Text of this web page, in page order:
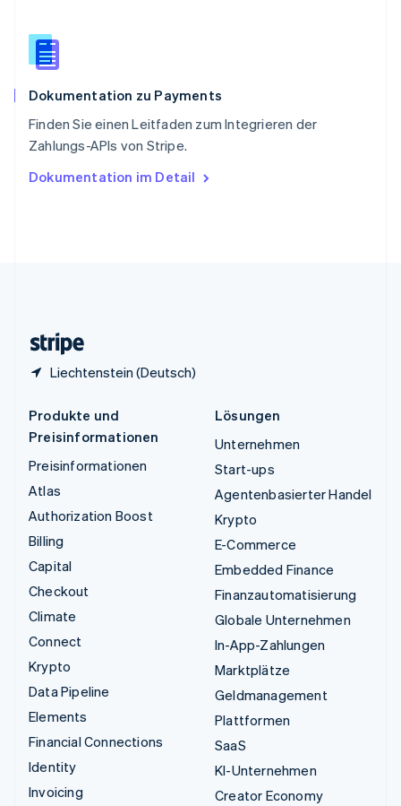
Dokumentation zu Payments
Finden Sie einen Leitfaden zum Integrieren der
Zahlungs-APIs von Stripe.
Dokumentation im Detail
Liechtenstein (Deutsch)
English
Spanien
Thailand
Tschechische Republik
English
English
Produkte und
Preisinformationen
Preisinformationen
Atlas
Authorization Boost
Billing
Capital
Checkout
Climate
Connect
Krypto
Data Pipeline
Elements
Financial Connections
Identity
Invoicing
Lösungen
Unternehmen
Start-ups
Agentenbasierter Handel
Krypto
E-Commerce
Embedded Finance
Finanzautomatisierung
Globale Unternehmen
In-App-Zahlungen
Marktplätze
Geldmanagement
Plattformen
SaaS
KI-Unternehmen
Creator Economy